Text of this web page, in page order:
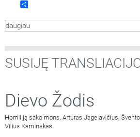
daugiau
SUSIJĘ
Dievo Žodis
Homiliją sako mons. Artūras Jagelavičius.
Vilius Kaminskas.